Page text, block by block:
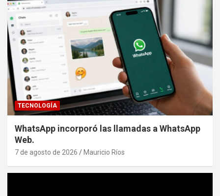
TECNOLOGÍA
WhatsApp incorporó las llamadas a WhatsApp
Web.
7 de agosto de 2026 Mauricio Ríos